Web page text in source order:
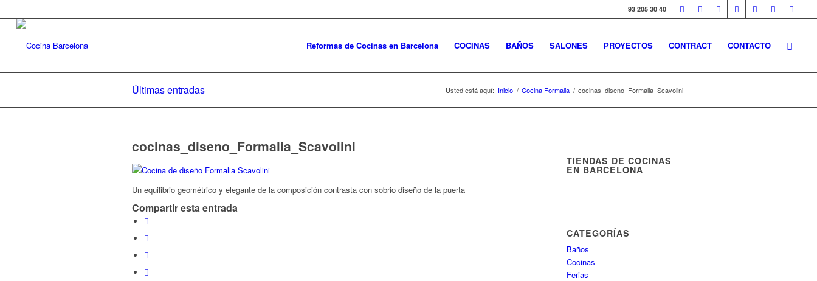
93 205 30 40
Reformas de Cocinas en Barcelona COCINAS BAÑOS SALONES PROYECTOS CONTRACT CONTACTO
Últimas entradas Usted está aquí: Inicio / Cocina Formalia / cocinas_diseno_Formalia_Scavolini
cocinas_diseno_Formalia_Scavolini
Un equilibrio geométrico y elegante de la composición contrasta con sobrio diseño de la puerta
Compartir esta entrada
TIENDAS DE COCINAS
EN BARCELONA
CATEGORÍAS
Baños
Cocinas
Ferias